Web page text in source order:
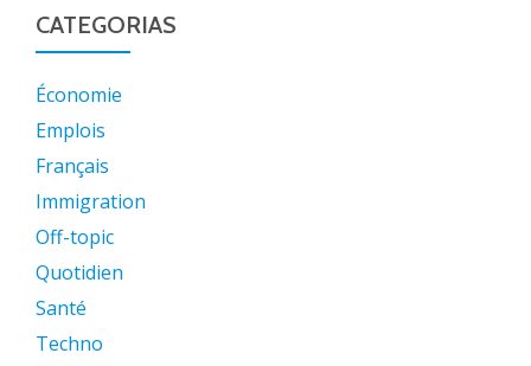
CATEGORIAS
Économie
Emplois
Français
Immigration
Off-topic
Quotidien
Santé
Techno